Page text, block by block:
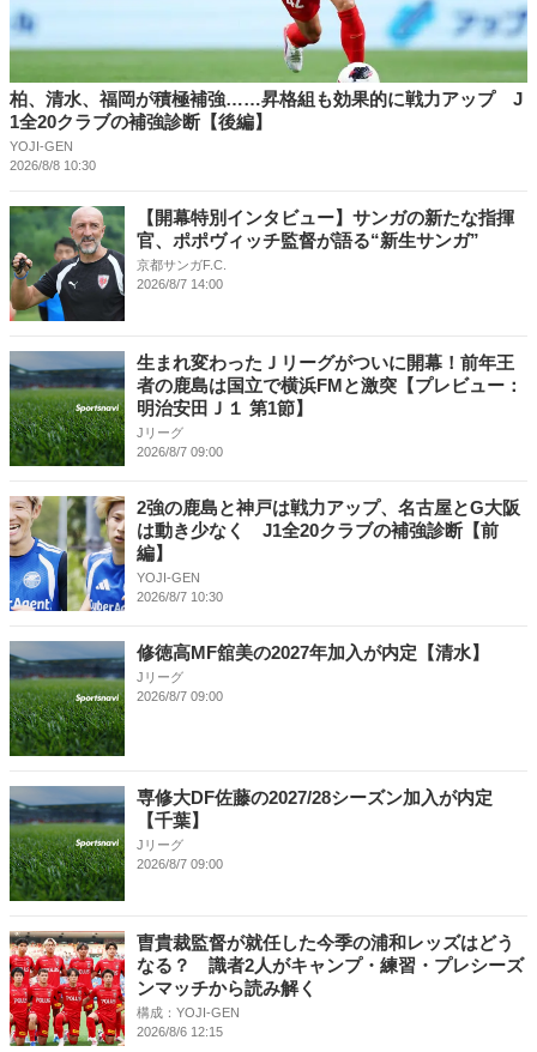
柏、清水、福岡が積極補強……昇格組も効果的に戦力アップ J
1全20クラブの補強診断【後編】
YOJI-GEN
2026/8/8 10:30
【開幕特別インタビュー】サンガの新たな指揮
官、ポポヴィッチ監督が語る“新生サンガ”
京都サンガF.C.
2026/8/7 14:00
生まれ変わったＪリーグがついに開幕！前年王
者の鹿島は国立で横浜FMと激突【プレビュー：
明治安田Ｊ１ 第1節】
Jリーグ
2026/8/7 09:00
2強の鹿島と神戸は戦力アップ、名古屋とG大阪
は動き少なく J1全20クラブの補強診断【前
編】
YOJI-GEN
2026/8/7 10:30
修徳高MF舘美の2027年加入が内定【清水】
Jリーグ
2026/8/7 09:00
専修大DF佐藤の2027/28シーズン加入が内定
【千葉】
Jリーグ
2026/8/7 09:00
曺貴裁監督が就任した今季の浦和レッズはどう
なる？ 識者2人がキャンプ・練習・プレシーズ
ンマッチから読み解く
構成：YOJI-GEN
2026/8/6 12:15